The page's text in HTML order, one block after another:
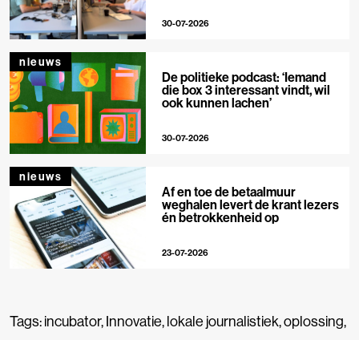
30-07-2026
nieuws
De politieke podcast: ‘Iemand
die box 3 interessant vindt, wil
ook kunnen lachen’
30-07-2026
nieuws
Af en toe de betaalmuur
weghalen levert de krant lezers
én betrokkenheid op
23-07-2026
Tags:incubator,Innovatie,lokale journalistiek,oplossing,